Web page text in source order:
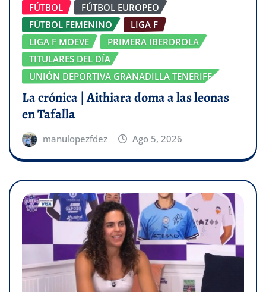
FÚTBOL
FÚTBOL EUROPEO
FÚTBOL FEMENINO
LIGA F
LIGA F MOEVE
PRIMERA IBERDROLA
TITULARES DEL DÍA
UNIÓN DEPORTIVA GRANADILLA TENERIFE
La crónica | Aithiara doma a las leonas
en Tafalla
manulopezfdez Ago 5, 2026